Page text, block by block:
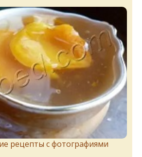
рецепты с фотографиями